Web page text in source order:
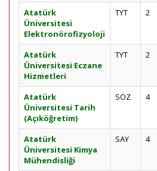
Atatürk
Üniversitesi
Elektronörofizyoloji
TYT 2
Atatürk
Üniversitesi Eczane
Hizmetleri
TYT 2
Atatürk
Üniversitesi Tarih
(Açıköğretim)
SÖZ 4
Atatürk
Üniversitesi Kimya
Mühendisliği
SAY 4